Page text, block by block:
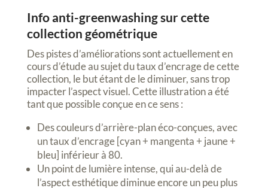
Info anti-greenwashing sur cette
collection géométrique
Des pistes d’améliorations sont actuellement en
cours d’étude au sujet du taux d’encrage de cette
collection, le but étant de le diminuer, sans trop
impacter l’aspect visuel. Cette illustration a été
tant que possible conçue en ce sens :
Des couleurs d’arrière-plan éco-conçues, avec
un taux d’encrage [cyan + mangenta + jaune +
bleu] inférieur à 80.
Un point de lumière intense, qui au-delà de
l’aspect esthétique diminue encore un peu plus